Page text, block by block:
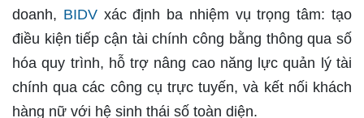
doanh, BIDVxác định ba nhiệm vụ trọng tâm: tạo
điều kiện tiếp cận tài chính công bằng thông qua số
hóa quy trình, hỗ trợ nâng cao năng lực quản lý tài
chính qua các công cụ trực tuyến, và kết nối khách
hàng nữ với hệ sinh thái số toàn diện.